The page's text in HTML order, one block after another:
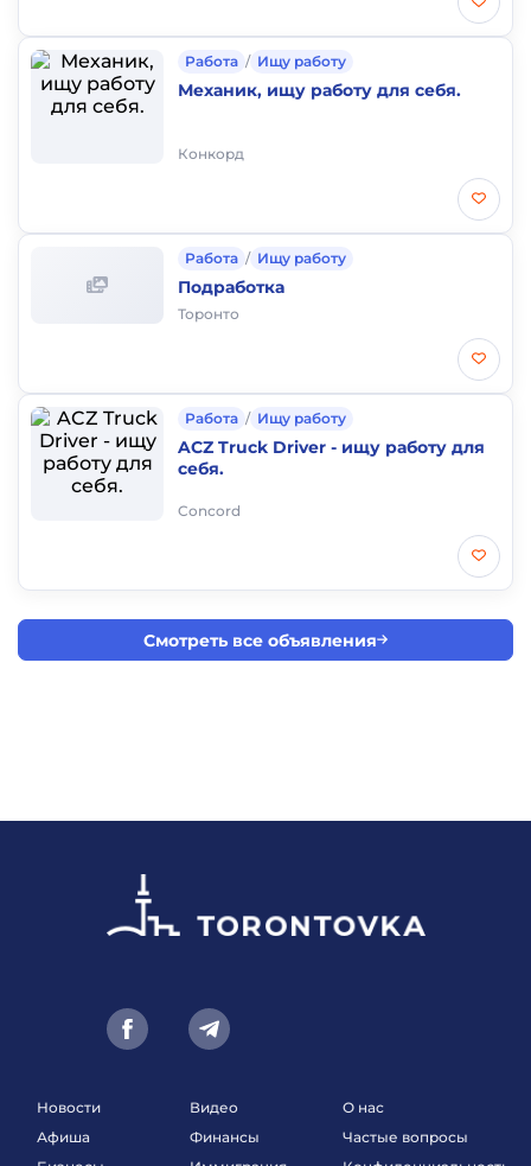
Работа / Ищу работу
Механик, ищу работу для себя.
Конкорд
Работа / Ищу работу
Подработка
Торонто
Работа / Ищу работу
ACZ Truck Driver - ищу работу для
себя.
Concord
Смотреть все объявления
Новости
Афиша
Видео
Финансы
О нас
Частые вопросы